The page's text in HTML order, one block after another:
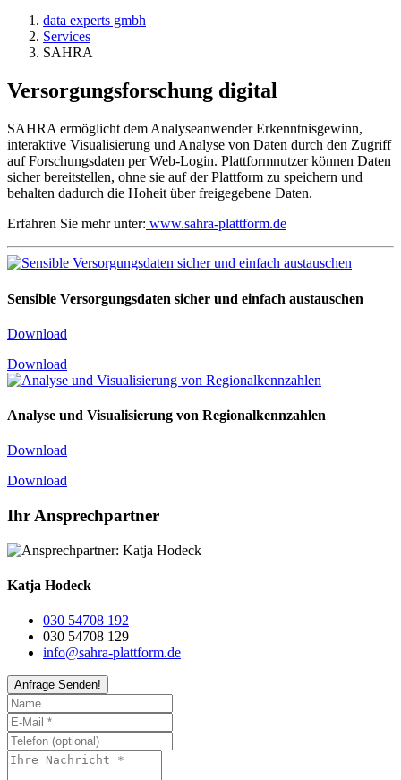
data experts gmbh
Services
SAHRA
Versorgungsforschung digital
SAHRA ermöglicht dem Analyseanwender Erkenntnisgewinn,
interaktive Visualisierung und Analyse von Daten durch den Zugriff
auf Forschungsdaten per Web-Login. Plattformnutzer können Daten
sicher bereitstellen, ohne sie auf der Plattform zu speichern und
behalten dadurch die Hoheit über freigegebene Daten.
Erfahren Sie mehr unter: www.sahra-plattform.de
Sensible Versorgungsdaten sicher und einfach austauschen
Download
Download
Analyse und Visualisierung von Regionalkennzahlen
Download
Download
Ihr Ansprechpartner
Katja Hodeck
030 54708 192
030 54708 129
info@sahra-plattform.de
Anfrage Senden!